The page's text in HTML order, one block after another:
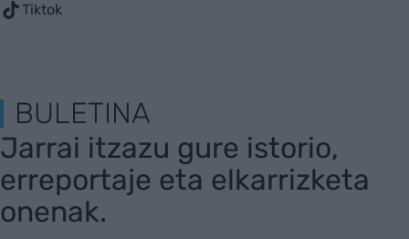
Tiktok
BULETINA
Jarrai itzazu gure istorio,
erreportaje eta elkarrizketa
onenak.